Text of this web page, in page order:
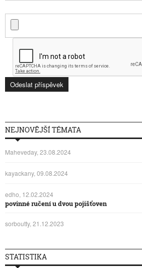
NEJNOVĚJŠÍ TÉMATA
Maheveday, 23.08.2024
kayackany, 09.08.2024
edho, 12.02.2024
povinné ručení u dvou pojišťoven
sorboutty, 21.12.2023
STATISTIKA